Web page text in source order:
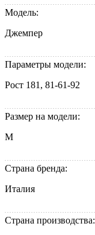
Модель:
Джемпер
Параметры модели:
Рост 181, 81-61-92
Размер на модели:
M
Страна бренда:
Италия
Страна производства: